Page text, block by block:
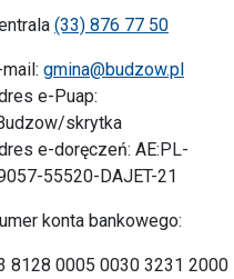
(33) 876 77 50
mail: gmina@budzow.pl
e-Puap:
skrytka
e-doręczeń: AE:PL-
55520-DAJET-21
konta bankowego:
8128 0005 0030 3231 2000